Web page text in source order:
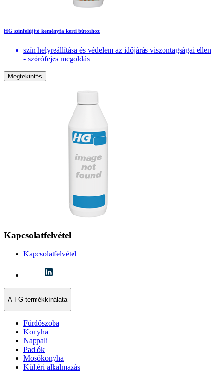
HG színfelújító keményfa kerti bútorhoz
szín helyreállítása és védelem az időjárás viszontagságai ellen
- szórófejes megoldás
Megtekintés
Kapcsolatfelvétel
Kapcsolatfelvétel
A HG termékkínálata
Fürdőszoba
Konyha
Nappali
Padlók
Mosókonyha
Kültéri alkalmazás